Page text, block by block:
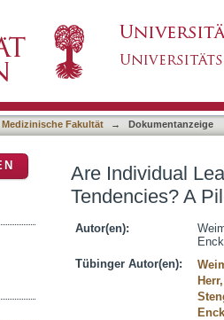
Medizinische Fakultät → Dokumentanzeige
Are Individual
Tendencies? A
Autor(en):
Tübinger Autor(en):